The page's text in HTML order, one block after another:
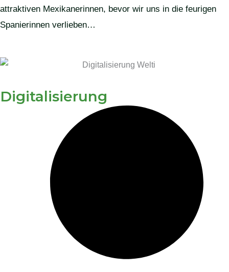
attraktiven Mexikanerinnen, bevor wir uns in die feurigen
Spanierinnen verlieben…
Digitalisierung